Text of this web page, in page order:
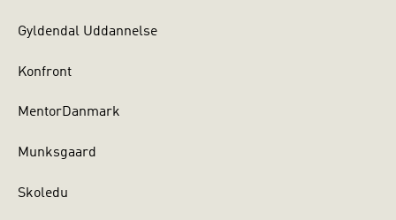
Gyldendal Uddannelse
Konfront
MentorDanmark
Munksgaard
Skoledu